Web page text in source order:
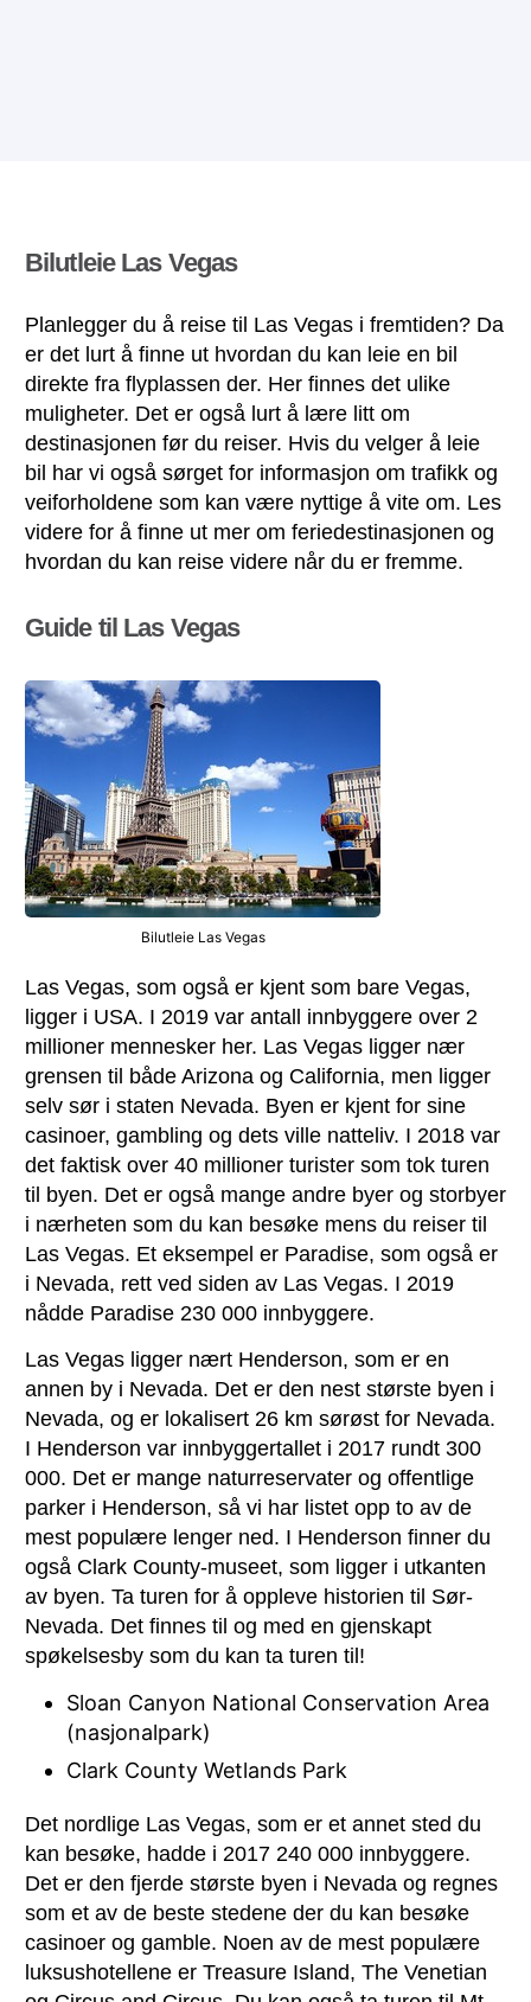
Bilutleie Las Vegas
Planlegger du å reise til Las Vegas i fremtiden? Da
er det lurt å finne ut hvordan du kan leie en bil
direkte fra flyplassen der. Her finnes det ulike
muligheter. Det er også lurt å lære litt om
destinasjonen før du reiser. Hvis du velger å leie
bil har vi også sørget for informasjon om trafikk og
veiforholdene som kan være nyttige å vite om. Les
videre for å finne ut mer om feriedestinasjonen og
hvordan du kan reise videre når du er fremme.
Guide til Las Vegas
Bilutleie Las Vegas
Las Vegas, som også er kjent som bare Vegas,
ligger i USA. I 2019 var antall innbyggere over 2
millioner mennesker her. Las Vegas ligger nær
grensen til både Arizona og California, men ligger
selv sør i staten Nevada. Byen er kjent for sine
casinoer, gambling og dets ville natteliv. I 2018 var
det faktisk over 40 millioner turister som tok turen
til byen. Det er også mange andre byer og storbyer
i nærheten som du kan besøke mens du reiser til
Las Vegas. Et eksempel er Paradise, som også er
i Nevada, rett ved siden av Las Vegas. I 2019
nådde Paradise 230 000 innbyggere.
Las Vegas ligger nært Henderson, som er en
annen by i Nevada. Det er den nest største byen i
Nevada, og er lokalisert 26 km sørøst for Nevada.
I Henderson var innbyggertallet i 2017 rundt 300
000. Det er mange naturreservater og offentlige
parker i Henderson, så vi har listet opp to av de
mest populære lenger ned. I Henderson finner du
også Clark County-museet, som ligger i utkanten
av byen. Ta turen for å oppleve historien til Sør-
Nevada. Det finnes til og med en gjenskapt
spøkelsesby som du kan ta turen til!
Sloan Canyon National Conservation Area
(nasjonalpark)
Clark County Wetlands Park
Det nordlige Las Vegas, som er et annet sted du
kan besøke, hadde i 2017 240 000 innbyggere.
Det er den fjerde største byen i Nevada og regnes
som et av de beste stedene der du kan besøke
casinoer og gamble. Noen av de mest populære
luksushotellene er Treasure Island, The Venetian